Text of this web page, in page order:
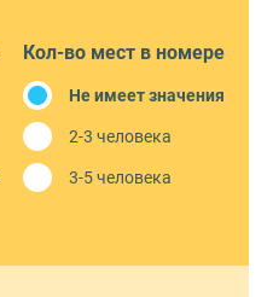
Кол-во мест в номере
Не имеет значения
2-3 человека
3-5 человека